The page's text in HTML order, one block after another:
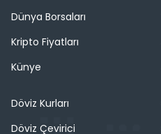
Dünya Borsaları
Kripto Fiyatları
Künye
Döviz Kurları
Döviz Çevirici